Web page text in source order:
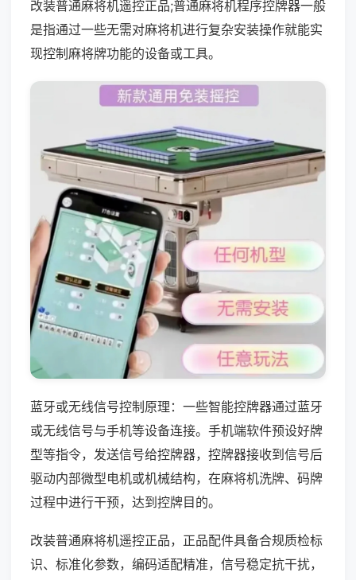
改装普通麻将机遥控正品;普通麻将机程序控牌器一般
是指通过一些无需对麻将机进行复杂安装操作就能实
现控制麻将牌功能的设备或工具。
蓝牙或无线信号控制原理：一些智能控牌器通过蓝牙
或无线信号与手机等设备连接。手机端软件预设好牌
型等指令，发送信号给控牌器，控牌器接收到信号后
驱动内部微型电机或机械结构，在麻将机洗牌、码牌
过程中进行干预，达到控牌目的。
改装普通麻将机遥控正品，正品配件具备合规质检标
识、标准化参数，编码适配精准，信号稳定抗干扰，